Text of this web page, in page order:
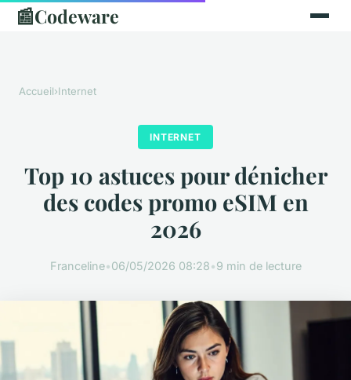
📰Codeware
Accueil›Internet
INTERNET
Top 10 astuces pour dénicher
des codes promo eSIM en
2026
Franceline•06/05/2026 08:28•9 min de lecture